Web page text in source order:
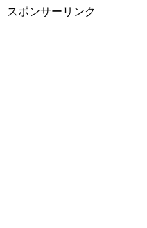
スポンサーリンク